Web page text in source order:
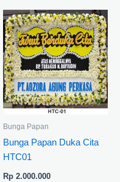
Bunga Papan
Bunga Papan Duka Cita
HTC01
Rp2.000.000